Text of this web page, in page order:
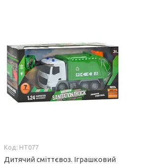
HT077
Дитячий сміттєвоз. Іграшковий